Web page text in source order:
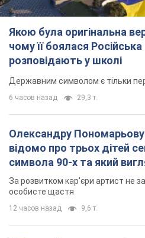
символа 90-х та який
За розвитком кар'єри артист не
особисте щастя
12 часов назад
У ПриватБанку розповіли,
долари 1996 року: чи
обмінники та банки такі
Що робити, якщо банки та обмінні
приймають старі долари
9.08.2026 02:20 85,2 т.